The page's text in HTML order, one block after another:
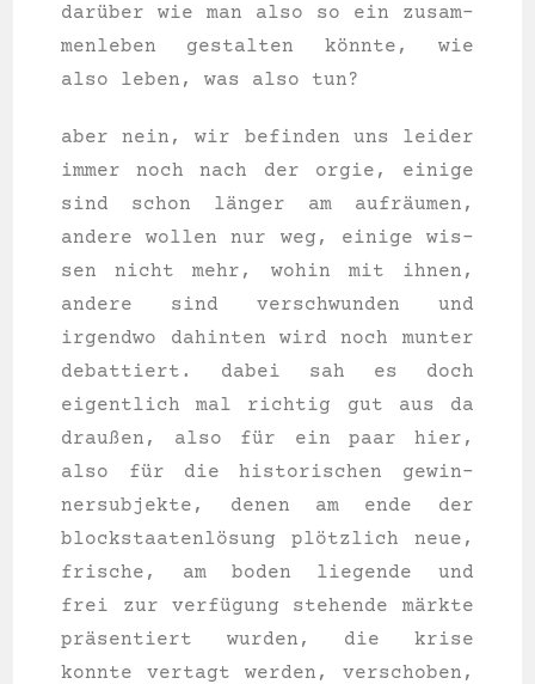
darüber wie man also so ein zusam­
men­le­ben gestal­ten könnte, wie
also leben, was also tun?
aber nein, wir befin­den uns lei­der
immer noch nach der orgie, eini­ge
sind schon länger am aufräumen,
ande­re wol­len nur weg, eini­ge wis­
sen nicht mehr, wohin mit ihnen,
ande­re sind ver­schwun­den und
irgend­wo dahin­ten wird noch mun­ter
debat­tiert. dabei sah es doch
eigent­lich mal rich­tig gut aus da
drau­ßen, also für ein paar hier,
also für die his­to­ri­schen gewin­
ner­sub­jek­te, denen am ende der
blockstaatenlösung plötzlich neue,
fri­sche, am boden lie­gen­de und
frei zur verfügung ste­hen­de märkte
präsentiert wur­den, die kri­se
konn­te ver­tagt wer­den, ver­scho­ben,